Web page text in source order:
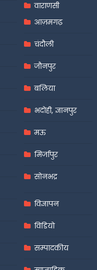
वाराणसी
आज़मगढ़
चंदौली
जौनपुर
बलिया
भदोही, ज्ञानपुर
मऊ
मिर्जापुर
सोनभद्र
विज्ञापन
विडियो
सम्पादकीय